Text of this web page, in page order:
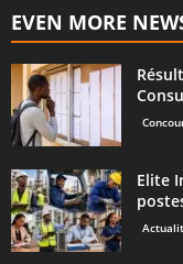
EVEN MORE
Elite